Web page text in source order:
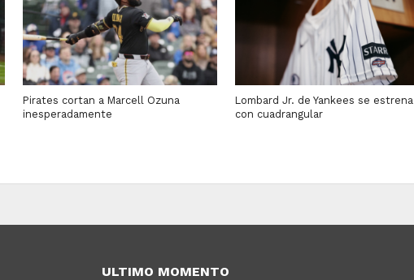
Pirates cortan a Marcell Ozuna
inesperadamente
Lombard Jr. de Yankees se estrena
con cuadrangular
ULTIMO MOMENTO